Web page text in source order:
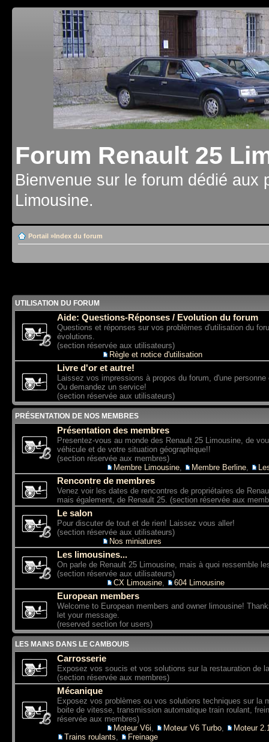
Forum Renault 25
Bienvenue sur le forum dédié aux
Limousine.
Portail »Index du forum
UTILISATION DU FORUM
Aide: Questions-Réponses / Evolution du forum
Questions et réponses sur vos problèmes d'utilisation du
évolutions.
(section réservée aux utilisateurs)
Règle et notice d'utilisation
Livre d'or et autre!
Laissez vos impressions à propos du forum, d'une
Ou demandez un service!
(section réservée aux utilisateurs)
PRÉSENTATION DE NOS MEMBRES
Présentation des membres
Presentez-vous au monde des Renault 25 Limousine, de
véhicule et de votre situation géographique!!
(section réservée aux membres)
Membre Limousine, Membre Berline,
Rencontre de membres
Venez voir les dates de rencontres de propriétaires de
mais également, de Renault 25. (section réservée aux
Le salon
Pour discuter de tout et de rien! Laissez vous aller!
(section réservée aux utilisateurs)
Nos miniatures
Les limousines...
On parle de Renault 25 Limousine, mais à quoi ressemble
(section réservée aux utilisateurs)
CX Limousine, 604 Limousine
European members
Welcome to European members and owner limousine!
let your message.
(reserved section for users)
LES MAINS DANS LE CAMBOUIS
Carrosserie
Exposez vos soucis et vos solutions sur la restauration de
(section réservée aux membres)
Mécanique
Exposez vos problèmes ou vos solutions techniques sur la
boite de vitesse, transmission automatique train roulant,
réservée aux membres)
Moteur V6i, Moteur V6 Turbo,
Moteur
Trains roulants, Freinage